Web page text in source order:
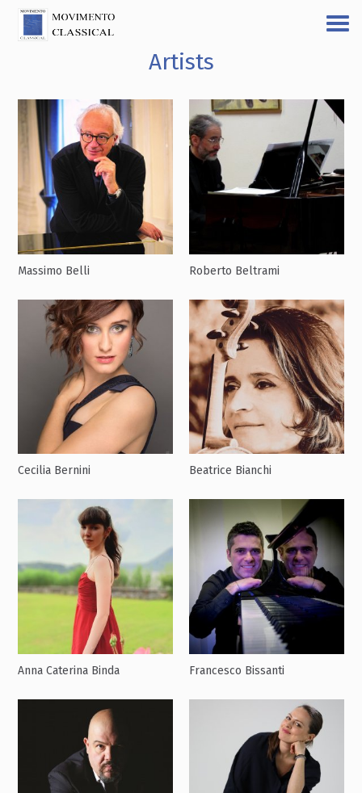
Artists
Massimo Belli Roberto Beltrami
Cecilia Bernini Beatrice Bianchi
Anna Caterina Binda Francesco Bissanti